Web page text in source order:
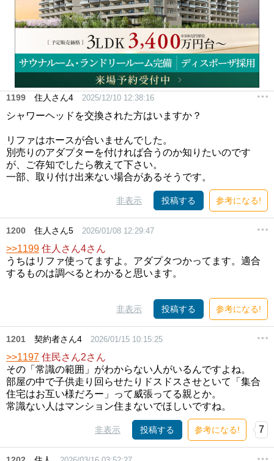
1199 住人さん4 2025/12/10 12:38:16
シャワーヘッドを交換された方はいますか？
リファはホースが合いませんでした。
別売りのアダプターを付ければ合うのか知りたいのです
が、ご存知でしたら教えて下さい。
一部、取り付け出来ない場合があるそうです。
非表示 投稿する 参考になる!
1200 住人さん5 2026/01/08 12:29:47
>>1199 住人さん4さん
うちはリファ使ってますよ。アダプタつかってます。適合
するものは調べるとわかると思います。
非表示 投稿する 参考になる!
1201 契約者さん4 2026/01/15 10:15:25
>>1197 住民さん2さん
その「常識の範囲」がわからない人がいるんですよね。
部屋の中で子供走り回らせたりドスドスさせといて「集合
住宅はお互い様だろー」って威張ってる親とか。
常識ない人はマンション住まないでほしいですね。
非表示 投稿する 参考になる! 7